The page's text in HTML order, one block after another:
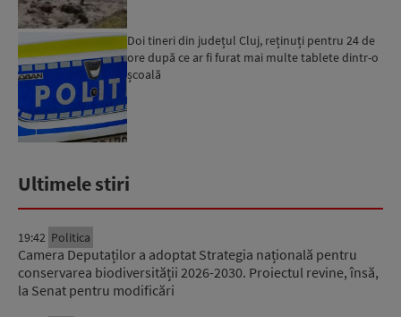
Doi tineri din județul Cluj, reținuți pentru 24 de
ore după ce ar fi furat mai multe tablete dintr-o
școală
Ultimele stiri
19:42 Politica
Camera Deputaților a adoptat Strategia națională pentru
conservarea biodiversității 2026-2030. Proiectul revine, însă,
la Senat pentru modificări